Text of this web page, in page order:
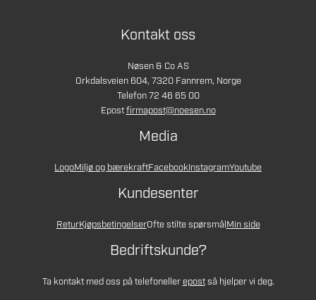
Kontakt oss
Nøsen & Co AS
Orkdalsveien 604, 7320 Fannrem, Norge
Telefon 72 46 65 00
Epostfirmapost@noesen.no
Media
LogoMiljø og bærekraftFacebookInstagramYoutube
Kundesenter
ReturKjøpsbetingelserOfte stilte spørsmålMin side
Bedriftskunde?
Ta kontakt med oss på telefonellerepostså hjelper vi deg.